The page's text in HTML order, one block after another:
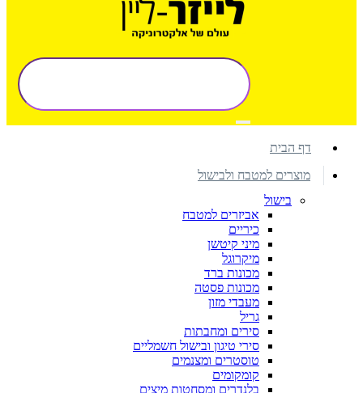
דף הבית
מוצרים למטבח ולבישול
בישול
אביזרים למטבח
כיריים
מיני קיטשן
מיקרוגל
מכונות ברד
מכונות פסטה
מעבדי מזון
גריל
סירים ומחבתות
סירי טיגון ובישול חשמליים
טוסטרים ומצנמים
קומקומים
בלנדרים ומסחטות מיצים